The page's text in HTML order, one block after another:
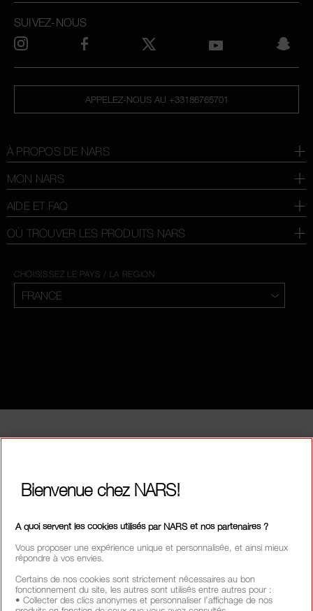
APPELEZ-NOUS AU +33186765701
À PROPOS DE NARS
MON NARS
AIDE ET FAQ
OÙ TROUVER LES PRODUITS NARS
SUIVEZ-NOUS
CHOISISSEZ LE PAYS / LA REGION
Bienvenue chez NARS!
A quoi servent les cookies utilisés par NARS et nos partenaires ?
Vous proposer une expérience unique et personnalisée, et ainsi mieux
répondre à vos envies.
Certains de nos cookies sont strictement nécessaires au bon
fonctionnement du site, les autres sont utilisés entre autres pour :
• Collecter des clics anonymes et personnaliser l’affichage de nos